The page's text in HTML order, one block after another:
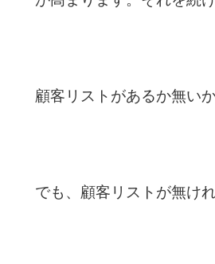
顧客リストがあるか無い
でも、顧客リストが無け